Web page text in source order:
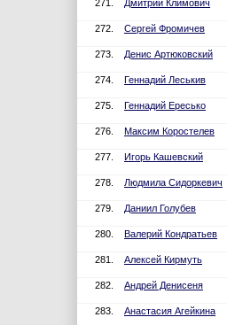
271. Дмитрий Климович
272. Сергей Фромичев
273. Денис Артюковский
274. Геннадий Леськив
275. Геннадий Ересько
276. Максим Коростелев
277. Игорь Кашевский
278. Людмила Сидоркевич
279. Даниил Голубев
280. Валерий Кондратьев
281. Алексей Кирмуть
282. Андрей Денисеня
283. Анастасия Агейкина